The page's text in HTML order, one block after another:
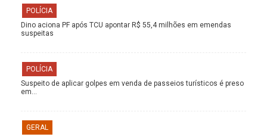
POLÍCIA
Dino aciona PF após TCU apontar R$ 55,4 milhões em emendas
suspeitas
POLÍCIA
Suspeito de aplicar golpes em venda de passeios turísticos é preso
em…
GERAL